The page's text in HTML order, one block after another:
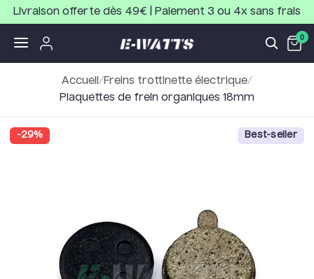
Livraison offerte dès 49€ | Paiement 3 ou 4x sans frais
0
Accueil / Freins trottinette électrique/
Plaquettes de frein organiques 18mm
-29% Best-seller